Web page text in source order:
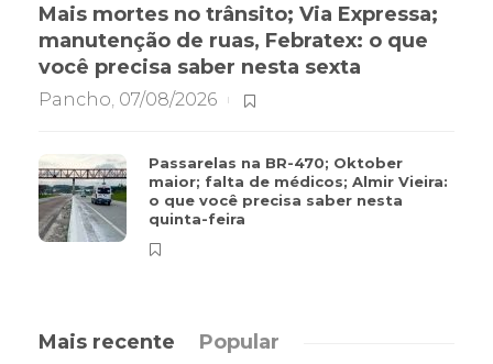
Mais mortes no trânsito; Via Expressa;
manutenção de ruas, Febratex: o que
você precisa saber nesta sexta
Pancho, 07/08/2026
Passarelas na BR-470; Oktober
maior; falta de médicos; Almir Vieira:
o que você precisa saber nesta
quinta-feira
Mais recente Popular